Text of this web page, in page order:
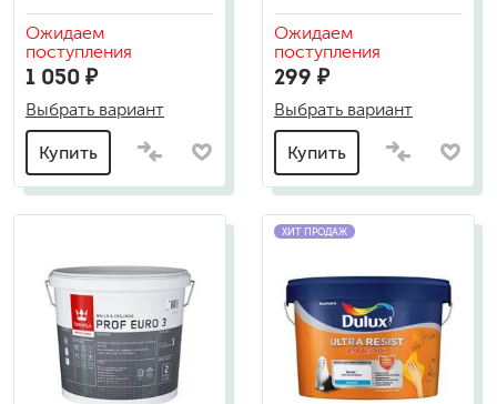
Ожидаем
поступления
1 050 ₽
Выбрать вариант
Купить
Ожидаем
поступления
299 ₽
Выбрать вариант
Купить
ХИТ ПРОДАЖ